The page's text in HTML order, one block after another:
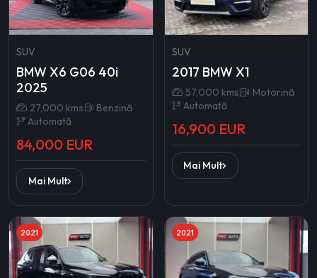
SUV
BMW X6 G06 40i
2025
27,000 kms
Benzină
Automată
84,000 EUR
Mai Mult
SUV
2017 BMW X1
57,000 kms
Motorină
Automată
16,900 EUR
Mai Mult
2021 2021